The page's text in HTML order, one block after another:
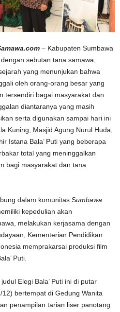
– Kabupaten Sumbawa
sebutan tana samawa,
yang menunjukan bahwa
oleh orang-orang besar yang
tersendiri bagai masyarakat dan
diantaranya yang masih
serta digunakan sampai hari ini
Kuning, Masjid Agung Nurul Huda,
Istana Bala’ Puti yang beberapa
total yang meninggalkan
bagi masyarakat dan tana
dalam komunitas Sumbawa
kepedulian akan
melakukan kerjasama dengan
Kementerian Pendidikan
memprakarsai produksi film
Puti.
Elegi Bala’ Puti ini di putar
bertempat di Gedung Wanita
penampilan tarian liser panotang